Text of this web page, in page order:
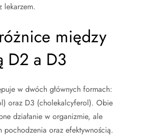
lekarzem.
między
D2 a D3
w dwóch głównych formach:
oraz D3 (cholekalcyferol). Obie
działanie w organizmie, ale
pochodzenia oraz efektywnością.